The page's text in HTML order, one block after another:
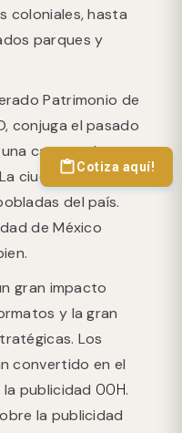
coloniales, hasta
parques y
Patrimonio de
conjuga el pasado
cara moderna y
ciudad de México
del país.
de México
gran impacto
y la gran
Los
convertido en el
publicidad OOH.
la publicidad
Cotiza aquí!